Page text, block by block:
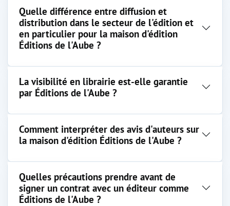
Quelle différence entre diffusion et
distribution dans le secteur de l'édition et
en particulier pour la maison d'édition
Éditions de l'Aube ?
La visibilité en librairie est-elle garantie
par Éditions de l'Aube ?
Comment interpréter des avis d'auteurs sur
la maison d'édition Éditions de l'Aube ?
Quelles précautions prendre avant de
signer un contrat avec un éditeur comme
Éditions de l'Aube ?